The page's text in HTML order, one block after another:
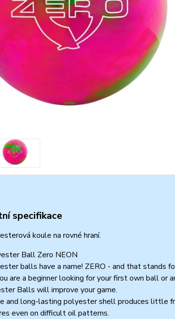
specifikace
koule na rovné hraní.
Ball Zero NEON
balls have a name! ZERO - and that stands
are a beginner looking for your first own ball or
Balls will improve your game.
and long-lasting polyester shell produces little
even on difficult oil patterns.